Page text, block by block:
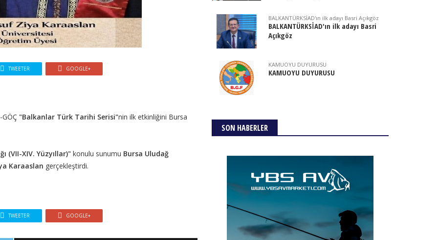
TWEETER GOOGLE+
"Balkanlar Türk Tarihi Serisi"nin ilk etkinliğini Bursa
(VII-XIV. Yüzyıllar)" konulu sunumu Bursa Uludağ
Karaaslan gerçekleştirdi.
TWEETER GOOGLE+
BALKANTÜRKSİAD'ın ilk adayı Basri Açıkgöz
BALKANTÜRKSİAD'ın ilk adayı Basri
Açıkgöz
KAMUOYU DUYURUSU
KAMUOYU DUYURUSU
SON HABERLER